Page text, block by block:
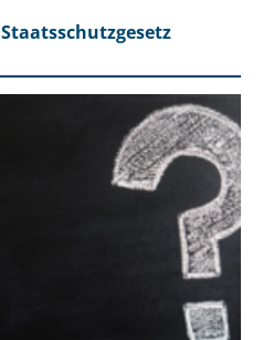
Staatsschutzgesetz